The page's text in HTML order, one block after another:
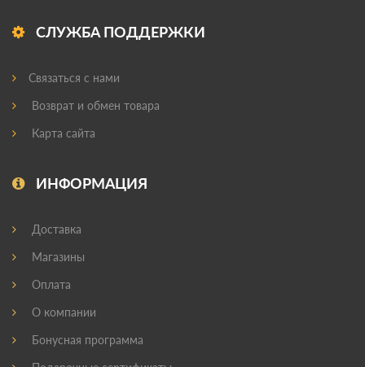
СЛУЖБА ПОДДЕРЖКИ
Связаться с нами
Возврат и обмен товара
Карта сайта
ИНФОРМАЦИЯ
Доставка
Магазины
Оплата
О компании
Бонусная программа